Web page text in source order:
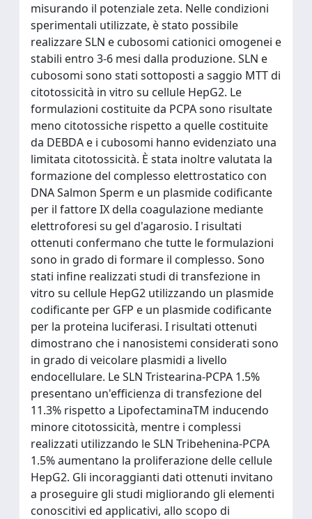
misurando il potenziale zeta. Nelle condizioni
sperimentali utilizzate, è stato possibile
realizzare SLN e cubosomi cationici omogenei e
stabili entro 3-6 mesi dalla produzione. SLN e
cubosomi sono stati sottoposti a saggio MTT di
citotossicità in vitro su cellule HepG2. Le
formulazioni costituite da PCPA sono risultate
meno citotossiche rispetto a quelle costituite
da DEBDA e i cubosomi hanno evidenziato una
limitata citotossicità. È stata inoltre valutata la
formazione del complesso elettrostatico con
DNA Salmon Sperm e un plasmide codificante
per il fattore IX della coagulazione mediante
elettroforesi su gel d'agarosio. I risultati
ottenuti confermano che tutte le formulazioni
sono in grado di formare il complesso. Sono
stati infine realizzati studi di transfezione in
vitro su cellule HepG2 utilizzando un plasmide
codificante per GFP e un plasmide codificante
per la proteina luciferasi. I risultati ottenuti
dimostrano che i nanosistemi considerati sono
in grado di veicolare plasmidi a livello
endocellulare. Le SLN Tristearina-PCPA 1.5%
presentano un'efficienza di transfezione del
11.3% rispetto a LipofectaminaTM inducendo
minore citotossicità, mentre i complessi
realizzati utilizzando le SLN Tribehenina-PCPA
1.5% aumentano la proliferazione delle cellule
HepG2. Gli incoraggianti dati ottenuti invitano
a proseguire gli studi migliorando gli elementi
conoscitivi ed applicativi, allo scopo di